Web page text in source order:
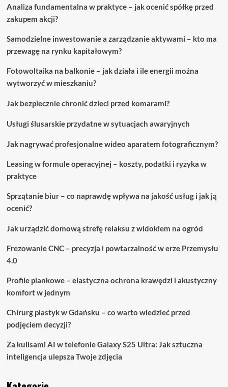
Analiza fundamentalna w praktyce – jak ocenić spółkę przed
zakupem akcji?
Samodzielne inwestowanie a zarządzanie aktywami – kto ma
przewagę na rynku kapitałowym?
Fotowoltaika na balkonie – jak działa i ile energii można
wytworzyć w mieszkaniu?
Jak bezpiecznie chronić dzieci przed komarami?
Usługi ślusarskie przydatne w sytuacjach awaryjnych
Jak nagrywać profesjonalne wideo aparatem fotograficznym?
Leasing w formule operacyjnej – koszty, podatki i ryzyka w
praktyce
Sprzątanie biur – co naprawdę wpływa na jakość usług i jak ją
ocenić?
Jak urządzić domową strefę relaksu z widokiem na ogród
Frezowanie CNC – precyzja i powtarzalność w erze Przemysłu
4.0
Profile piankowe – elastyczna ochrona krawędzi i akustyczny
komfort w jednym
Chirurg plastyk w Gdańsku – co warto wiedzieć przed
podjęciem decyzji?
Za kulisami AI w telefonie Galaxy S25 Ultra: Jak sztuczna
inteligencja ulepsza Twoje zdjęcia